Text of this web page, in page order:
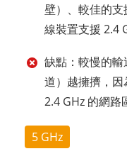
壁）、較佳的
線裝置支援 2.4
缺點：較慢的
道）越擁擠，
2.4 GHz 的網路
5 GHz